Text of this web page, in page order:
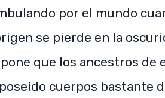
por el mundo
se pierde en la
que los ancestros de
cuerpos bastante